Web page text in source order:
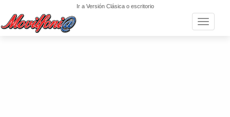
Ir a Versión Clásica o escritorio
Toggle